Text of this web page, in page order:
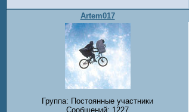
Artem017
Группа: Постоянные участники
Сообщений: 1227